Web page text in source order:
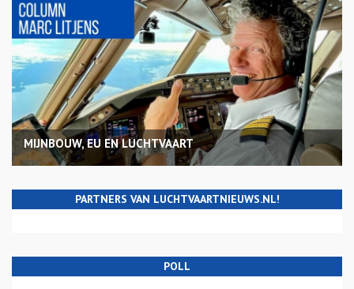
MIJNBOUW, EU EN LUCHTVAART
PARTNERS VAN LUCHTVAARTNIEUWS.NL!
POLL